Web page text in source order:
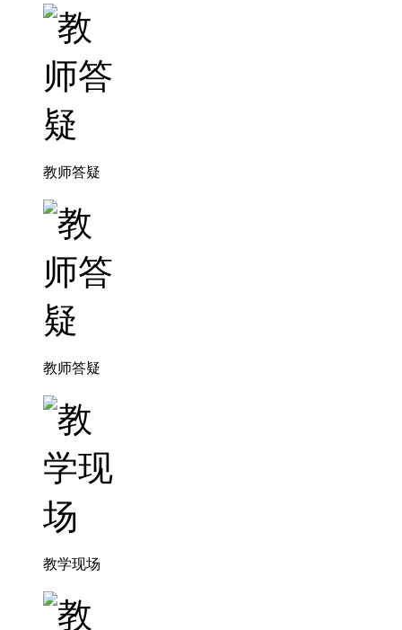
教师答疑
教师答疑
教学现场